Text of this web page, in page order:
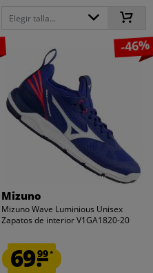
Elegir talla...
-46%
Mizuno
Mizuno Wave Luminious Unisex
Zapatos de interior V1GA1820-20
69.99*